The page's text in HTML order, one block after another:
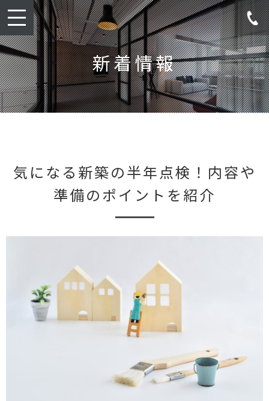
toggle
navigation
新着情報
気になる新築の半年点検！内容や
準備のポイントを紹介